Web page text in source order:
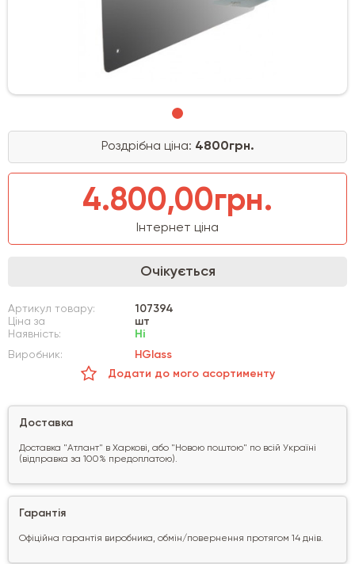
Роздрібна ціна: 4800грн.
4.800,00грн.
Інтернет ціна
Очікується
Артикул товару:
107394
Ціна за
шт
Наявність:
Ні
Виробник:
HGlass
Додати до мого асортименту
Доставка
Доставка "Атлант" в Харкові, або "Новою поштою" по всій Україні
(відправка за 100% предоплатою).
Гарантія
Офіційна гарантія виробника, обмін/повернення протягом 14 днів.